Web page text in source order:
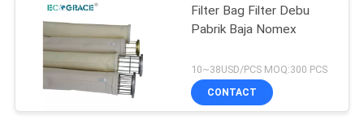
Filter Bag Filter Debu
Pabrik Baja Nomex
10~38USD/PCS MOQ:300 PCS
CONTACT